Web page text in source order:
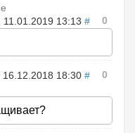
11.01.2019 13:13 # 0
16.12.2018 18:30 # 0